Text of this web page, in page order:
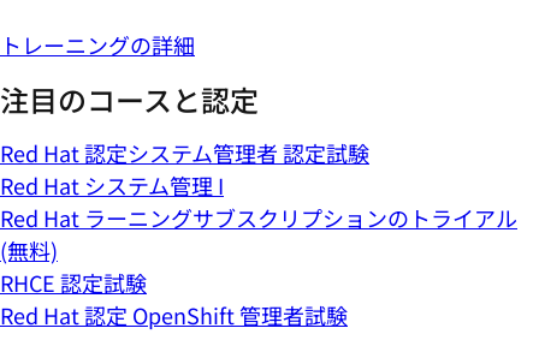
トレーニングの詳細
注目のコースと認定
Red Hat 認定システム管理者 認定試験
Red Hat システム管理 I
Red Hat ラーニングサブスクリプションのトライアル
(無料)
RHCE 認定試験
Red Hat 認定 OpenShift 管理者試験